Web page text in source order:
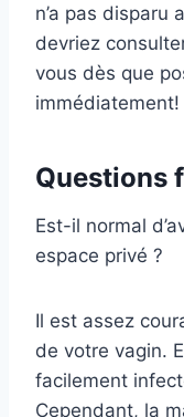
n’a pas disparu
devriez
vous dès que
immédiatement!
Questions
Est-il normal
espace privé ?
Il est assez
de votre vagin.
facilement
Cependant, la